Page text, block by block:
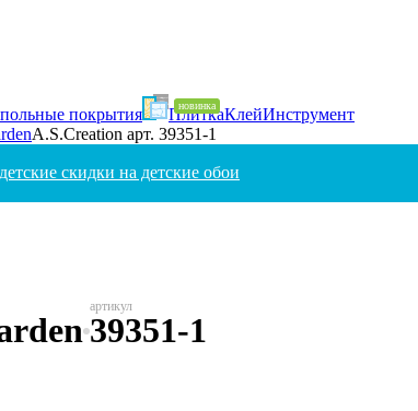
покрытия ПлиткаКлейИнструмент
A.S.Creation арт. 39351-1
скидки на детские обои
39351-1